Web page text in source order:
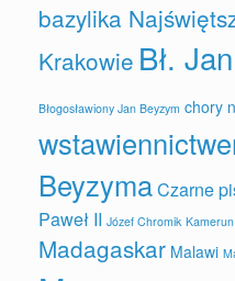
bazylika
Krakowie Bł.
Błogosławiony Jan Beyzym chory
BeyzymaCzarne
Paweł II Józef Chromik Kamerun
Madagaskar Malawi